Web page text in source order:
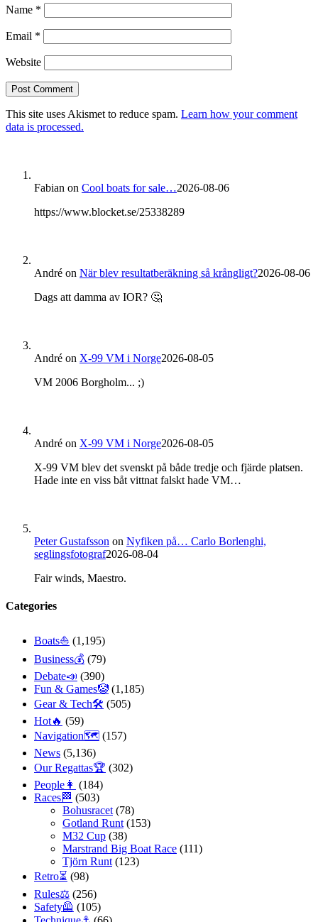
Name *
Email *
Website
This site uses Akismet to reduce spam. Learn how your comment
data is processed.
Fabian on Cool boats for sale…2026-08-06
https://www.blocket.se/25338289
André on När blev resultatberäkning så krångligt?2026-08-06
Dags att damma av IOR? 🤔
André on X-99 VM i Norge2026-08-05
VM 2006 Borgholm... ;)
André on X-99 VM i Norge2026-08-05
X-99 VM blev det svenskt på både tredje och fjärde platsen.
Hade inte en viss båt vittnat falskt hade VM…
Peter Gustafsson on Nyfiken på… Carlo Borlenghi,
seglingsfotograf2026-08-04
Fair winds, Maestro.
Categories
Boats⛵️ (1,195)
Business💰 (79)
Debate📣 (390)
Fun & Games🤡 (1,185)
Gear & Tech🛠 (505)
Hot🔥 (59)
Navigation🗺 (157)
News (5,136)
Our Regattas🏆 (302)
People👩 (184)
Races🏁 (503)
Bohusracet (78)
Gotland Runt (153)
M32 Cup (38)
Marstrand Big Boat Race (111)
Tjörn Runt (123)
Retro⏳ (98)
Rules⚖️ (256)
Safety🦺 (105)